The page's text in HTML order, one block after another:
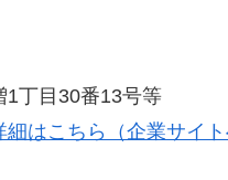
1丁目30番13号等
はこちら（企業サイト